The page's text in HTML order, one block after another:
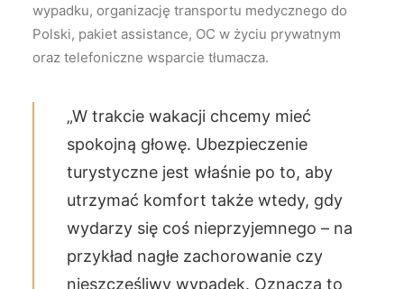
wypadku, organizację transportu medycznego do
Polski, pakiet assistance, OC w życiu prywatnym
oraz telefoniczne wsparcie tłumacza.
„W trakcie wakacji chcemy mieć
spokojną głowę. Ubezpieczenie
turystyczne jest właśnie po to, aby
utrzymać komfort także wtedy, gdy
wydarzy się coś nieprzyjemnego – na
przykład nagłe zachorowanie czy
nieszczęśliwy wypadek. Oznacza to